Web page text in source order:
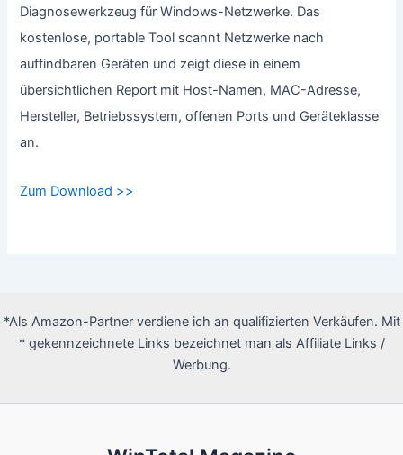
Diagnosewerkzeug für Windows-Netzwerke. Das
kostenlose, portable Tool scannt Netzwerke nach
auffindbaren Geräten und zeigt diese in einem
übersichtlichen Report mit Host-Namen, MAC-Adresse,
Hersteller, Betriebssystem, offenen Ports und Geräteklasse
an.
Zum Download >>
*Als Amazon-Partner verdiene ich an qualifizierten Verkäufen. Mit
* gekennzeichnete Links bezeichnet man als Affiliate Links /
Werbung.